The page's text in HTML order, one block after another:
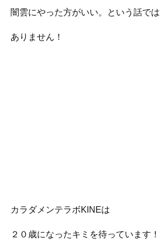
闇雲にやった方がいい。という話では
ありません！
カラダメンテラボKINEは
２０歳になったキミを待っています！